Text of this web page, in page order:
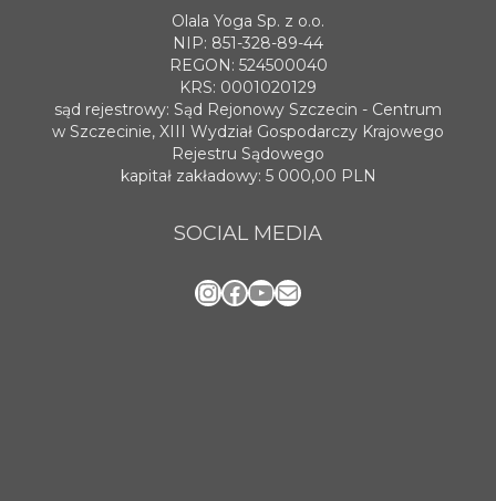
Olala Yoga Sp. z o.o.
NIP: 851-328-89-44
REGON: 524500040
KRS: 0001020129
sąd rejestrowy: Sąd Rejonowy Szczecin - Centrum
w Szczecinie, XIII Wydział Gospodarczy Krajowego
Rejestru Sądowego
kapitał zakładowy: 5 000,00 PLN
SOCIAL MEDIA
Instagram
Facebook
YouTube
Mail